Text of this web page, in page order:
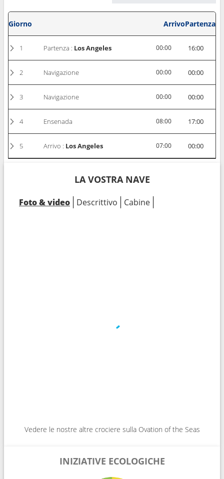
Giorno ArrivoPartenza
1 Partenza : Los Angeles 00:00 16:00
2 Navigazione 00:00 00:00
3 Navigazione 00:00 00:00
4 Ensenada 08:00 17:00
5 Arrivo : Los Angeles 07:00 00:00
LA VOSTRA NAVE
Foto & video Descrittivo Cabine
Vedere le nostre altre crociere sulla Ovation of the Seas
INIZIATIVE ECOLOGICHE